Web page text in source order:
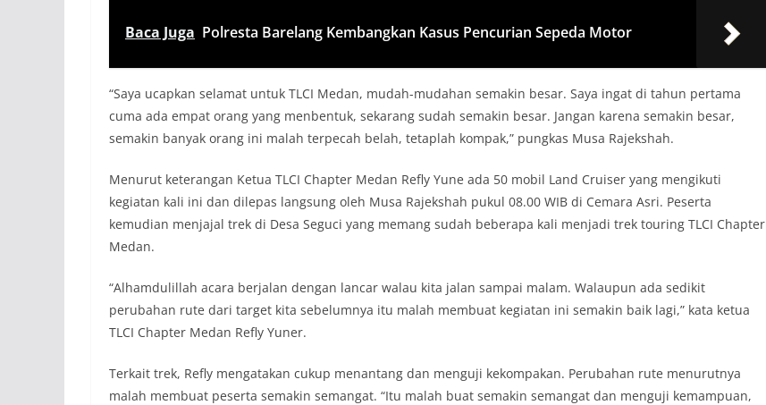
Baca Juga Polresta Barelang Kembangkan Kasus Pencurian Sepeda Motor
“Saya ucapkan selamat untuk TLCI Medan, mudah-mudahan semakin besar. Saya ingat di tahun pertama
cuma ada empat orang yang menbentuk, sekarang sudah semakin besar. Jangan karena semakin besar,
semakin banyak orang ini malah terpecah belah, tetaplah kompak,” pungkas Musa Rajekshah.
Menurut keterangan Ketua TLCI Chapter Medan Refly Yune ada 50 mobil Land Cruiser yang mengikuti
kegiatan kali ini dan dilepas langsung oleh Musa Rajekshah pukul 08.00 WIB di Cemara Asri. Peserta
kemudian menjajal trek di Desa Seguci yang memang sudah beberapa kali menjadi trek touring TLCI Chapter
Medan.
“Alhamdulillah acara berjalan dengan lancar walau kita jalan sampai malam. Walaupun ada sedikit
perubahan rute dari target kita sebelumnya itu malah membuat kegiatan ini semakin baik lagi,” kata ketua
TLCI Chapter Medan Refly Yuner.
Terkait trek, Refly mengatakan cukup menantang dan menguji kekompakan. Perubahan rute menurutnya
malah membuat peserta semakin semangat. “Itu malah buat semakin semangat dan menguji kemampuan,